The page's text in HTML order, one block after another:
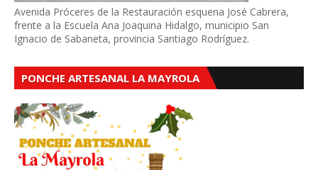
Avenida Próceres de la Restauración esquena José Cabrera,
frente a la Escuela Ana Joaquina Hidalgo, municipio San
Ignacio de Sabaneta, provincia Santiago Rodríguez.
PONCHE ARTESANAL LA MAYROLA